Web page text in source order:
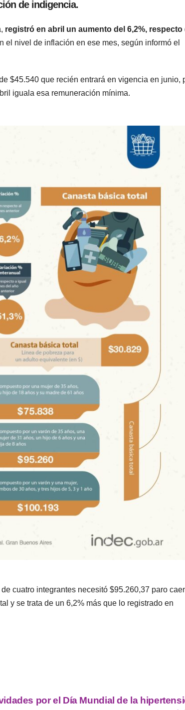
de indigencia.
registró en abril un aumento del 6,2%, respecto
el nivel de inflación en ese mes, según informó el
$45.540 que recién entrará en vigencia en junio,
iguala esa remuneración mínima.
cuatro integrantes necesitó $95.260,37 paro caer
y se trata de un 6,2% más que lo registrado en
por el Día Mundial de la